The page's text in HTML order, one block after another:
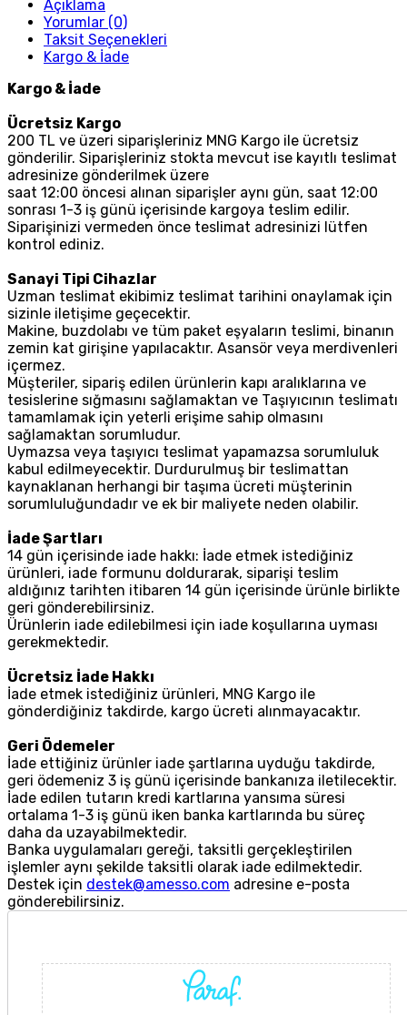
Açıklama
Yorumlar (0)
Taksit Seçenekleri
Kargo & İade
Kargo & İade
Ücretsiz Kargo
200 TL ve üzeri siparişleriniz MNG Kargo ile ücretsiz
gönderilir. Siparişleriniz stokta mevcut ise kayıtlı teslimat
adresinize gönderilmek üzere
saat 12:00 öncesi alınan siparişler aynı gün, saat 12:00
sonrası 1-3 iş günü içerisinde kargoya teslim edilir.
Siparişinizi vermeden önce teslimat adresinizi lütfen
kontrol ediniz.
Sanayi Tipi Cihazlar
Uzman teslimat ekibimiz teslimat tarihini onaylamak için
sizinle iletişime geçecektir.
Makine, buzdolabı ve tüm paket eşyaların teslimi, binanın
zemin kat girişine yapılacaktır. Asansör veya merdivenleri
içermez.
Müşteriler, sipariş edilen ürünlerin kapı aralıklarına ve
tesislerine sığmasını sağlamaktan ve Taşıyıcının teslimatı
tamamlamak için yeterli erişime sahip olmasını
sağlamaktan sorumludur.
Uymazsa veya taşıyıcı teslimat yapamazsa sorumluluk
kabul edilmeyecektir. Durdurulmuş bir teslimattan
kaynaklanan herhangi bir taşıma ücreti müşterinin
sorumluluğundadır ve ek bir maliyete neden olabilir.
İade Şartları
14 gün içerisinde iade hakkı: İade etmek istediğiniz
ürünleri, iade formunu doldurarak, siparişi teslim
aldığınız tarihten itibaren 14 gün içerisinde ürünle birlikte
geri gönderebilirsiniz.
Ürünlerin iade edilebilmesi için iade koşullarına uyması
gerekmektedir.
Ücretsiz İade Hakkı
İade etmek istediğiniz ürünleri, MNG Kargo ile
gönderdiğiniz takdirde, kargo ücreti alınmayacaktır.
Geri Ödemeler
İade ettiğiniz ürünler iade şartlarına uyduğu takdirde,
geri ödemeniz 3 iş günü içerisinde bankanıza iletilecektir.
İade edilen tutarın kredi kartlarına yansıma süresi
ortalama 1-3 iş günü iken banka kartlarında bu süreç
daha da uzayabilmektedir.
Banka uygulamaları gereği, taksitli gerçekleştirilen
işlemler aynı şekilde taksitli olarak iade edilmektedir.
Destek için destek@amesso.com adresine e-posta
gönderebilirsiniz.